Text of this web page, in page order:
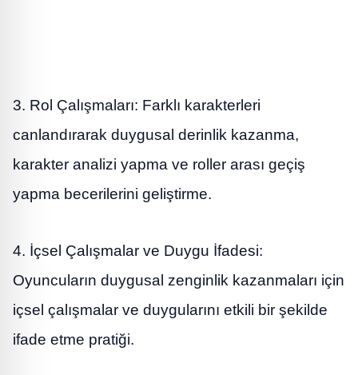
3. Rol Çalışmaları: Farklı karakterleri
canlandırarak duygusal derinlik kazanma,
karakter analizi yapma ve roller arası geçiş
yapma becerilerini geliştirme.
4. İçsel Çalışmalar ve Duygu İfadesi:
Oyuncuların duygusal zenginlik kazanmaları için
içsel çalışmalar ve duygularını etkili bir şekilde
ifade etme pratiği.